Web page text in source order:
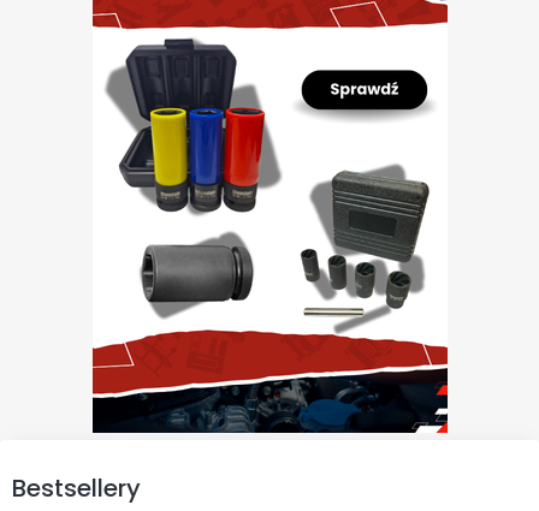
Bestsellery